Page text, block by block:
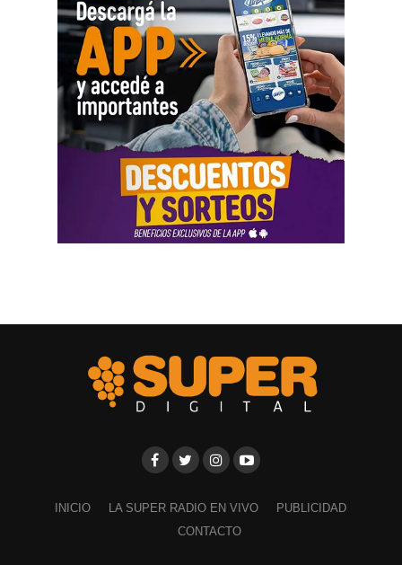
INICIO LA SUPER RADIO EN VIVO
PUBLICIDAD
CONTACTO